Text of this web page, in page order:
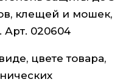
клещей и мошек,
Арт. 020604
цвете товара,